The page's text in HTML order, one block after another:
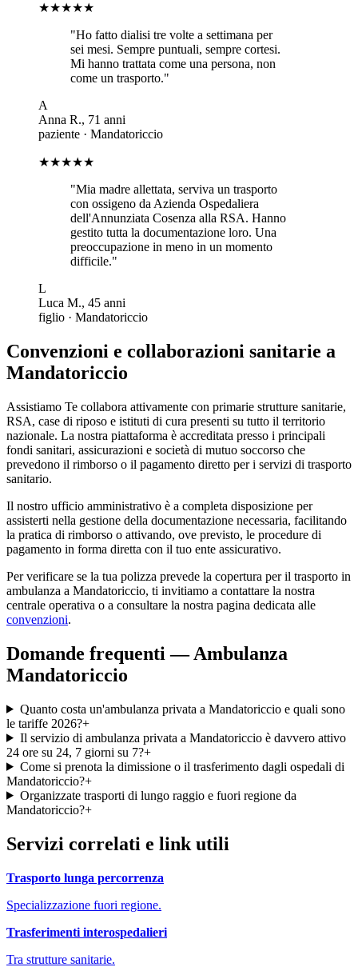
★★★★★
"Ho fatto dialisi tre volte a settimana per
sei mesi. Sempre puntuali, sempre cortesi.
Mi hanno trattata come una persona, non
come un trasporto."
A
Anna R., 71 anni
paziente · Mandatoriccio
★★★★★
"Mia madre allettata, serviva un trasporto
con ossigeno da Azienda Ospedaliera
dell'Annunziata Cosenza alla RSA. Hanno
gestito tutta la documentazione loro. Una
preoccupazione in meno in un momento
difficile."
L
Luca M., 45 anni
figlio · Mandatoriccio
Convenzioni e collaborazioni sanitarie a
Mandatoriccio
Assistiamo Te collabora attivamente con primarie strutture sanitarie,
RSA, case di riposo e istituti di cura presenti su tutto il territorio
nazionale. La nostra piattaforma è accreditata presso i principali
fondi sanitari, assicurazioni e società di mutuo soccorso che
prevedono il rimborso o il pagamento diretto per i servizi di trasporto
sanitario.
Il nostro ufficio amministrativo è a completa disposizione per
assisterti nella gestione della documentazione necessaria, facilitando
la pratica di rimborso o attivando, ove previsto, le procedure di
pagamento in forma diretta con il tuo ente assicurativo.
Per verificare se la tua polizza prevede la copertura per il trasporto in
ambulanza a Mandatoriccio, ti invitiamo a contattare la nostra
centrale operativa o a consultare la nostra pagina dedicata alle
convenzioni.
Domande frequenti — Ambulanza
Mandatoriccio
Quanto costa un'ambulanza privata a Mandatoriccio e quali sono
le tariffe 2026?+
Il servizio di ambulanza privata a Mandatoriccio è davvero attivo
24 ore su 24, 7 giorni su 7?+
Come si prenota la dimissione o il trasferimento dagli ospedali di
Mandatoriccio?+
Organizzate trasporti di lungo raggio e fuori regione da
Mandatoriccio?+
Servizi correlati e link utili
Trasporto lunga percorrenza
Specializzazione fuori regione.
Trasferimenti interospedalieri
Tra strutture sanitarie.